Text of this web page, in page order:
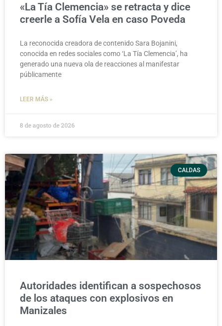
«La Tía Clemencia» se retracta y dice
creerle a Sofía Vela en caso Poveda
La reconocida creadora de contenido Sara Bojanini,
conocida en redes sociales como ‘La Tía Clemencia’, ha
generado una nueva ola de reacciones al manifestar
públicamente
LEER MÁS »
8 de agosto de 2026
CALDAS
Autoridades identifican a sospechosos
de los ataques con explosivos en
Manizales